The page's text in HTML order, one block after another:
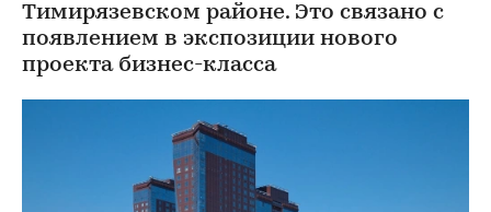
Тимирязевском районе. Это связано с
появлением в экспозиции нового
проекта бизнес-класса